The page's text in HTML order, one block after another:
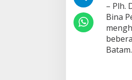
– Plh.
Bina
Batam.